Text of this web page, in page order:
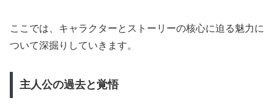
ここでは、キャラクターとストーリーの核心に迫る魅力に
ついて深掘りしていきます。
主人公の過去と覚悟